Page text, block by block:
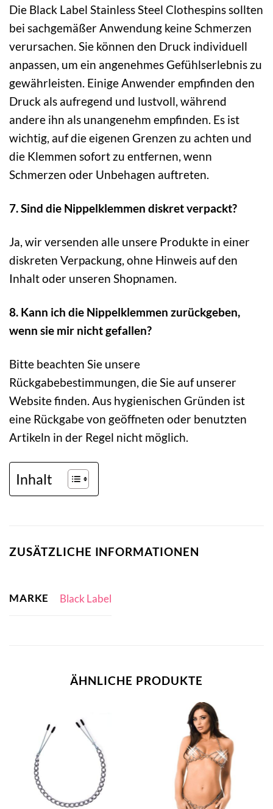
Die Black Label Stainless Steel Clothespins sollten
bei sachgemäßer Anwendung keine Schmerzen
verursachen. Sie können den Druck individuell
anpassen, um ein angenehmes Gefühlserlebnis zu
gewährleisten. Einige Anwender empfinden den
Druck als aufregend und lustvoll, während
andere ihn als unangenehm empfinden. Es ist
wichtig, auf die eigenen Grenzen zu achten und
die Klemmen sofort zu entfernen, wenn
Schmerzen oder Unbehagen auftreten.
7. Sind die Nippelklemmen diskret verpackt?
Ja, wir versenden alle unsere Produkte in einer
diskreten Verpackung, ohne Hinweis auf den
Inhalt oder unseren Shopnamen.
8. Kann ich die Nippelklemmen zurückgeben,
wenn sie mir nicht gefallen?
Bitte beachten Sie unsere
Rückgabebestimmungen, die Sie auf unserer
Website finden. Aus hygienischen Gründen ist
eine Rückgabe von geöffneten oder benutzten
Artikeln in der Regel nicht möglich.
Inhalt
ZUSÄTZLICHE INFORMATIONEN
MARKE Black Label
ÄHNLICHE PRODUKTE